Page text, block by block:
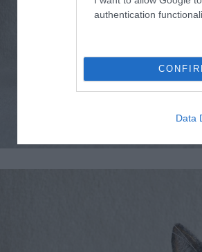
authentication
Data